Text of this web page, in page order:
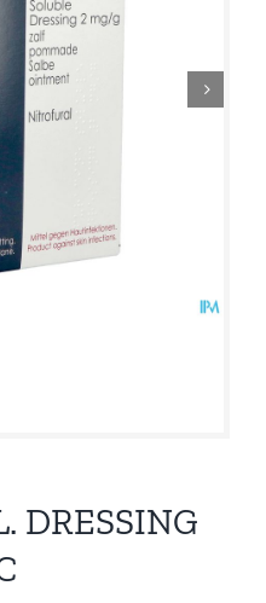
DRESSING